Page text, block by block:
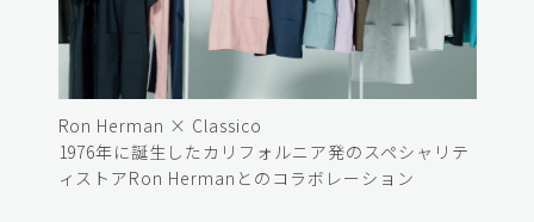
Ron Herman × Classico
1976年に誕生したカリフォルニア発のスペシャリテ
ィストアRon Hermanとのコラボレーション